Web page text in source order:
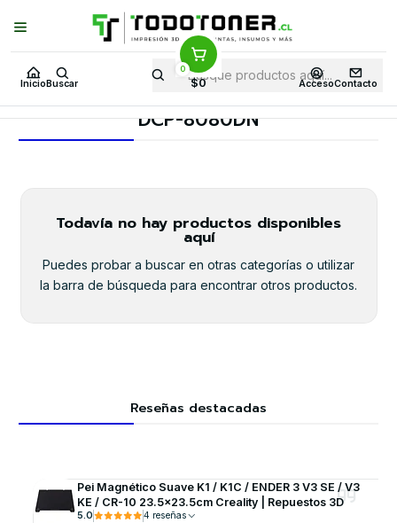
Inicio Buscar
0
$0 AccesoContacto
Puedes Elegir: Comprar enTienda· Despachoa Todo Chile · Retiro en
Tienda en24 Horas
Inicio Toner y tambor Tambor Original BROTHER
Equipos BROTHER DCP-8080DN
DCP-8080DN
Todavía no hay productos disponibles
aquí
Puedes probar a buscar en otras categorías o utilizar
la barra de búsqueda para encontrar otros productos.
Reseñas destacadas
Pei Magnético Suave K1 / K1C / ENDER 3 V3 SE / V3
KE / CR-10 23.5x23.5cm Creality | Repuestos 3D
5.0 4 reseñas